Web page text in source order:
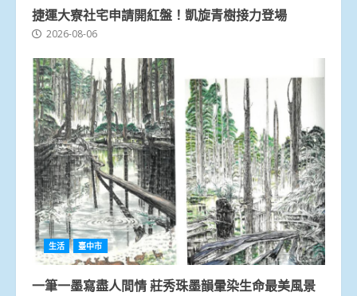
捷運大寮社宅申請開紅盤！凱旋青樹接力登場
2026-08-06
生活 臺中市
一筆一墨寫盡人間情 莊秀珠墨韻暈染生命最美風景